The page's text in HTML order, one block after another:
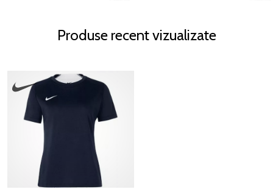
Produse recent vizualizate